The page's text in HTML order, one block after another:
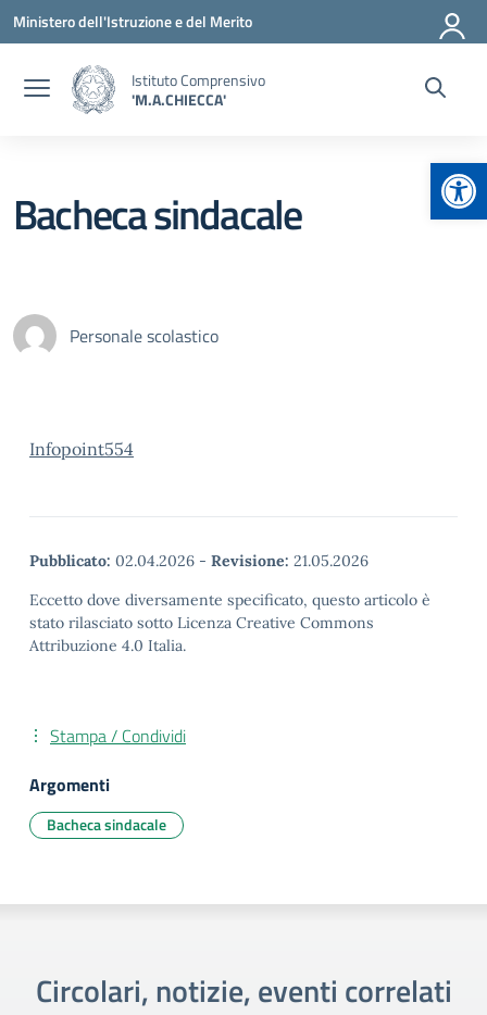
Vai ai contenuti
Vai al menu di navigazione
Vai al footer
Ministero dell'Istruzione e del Merito
Istituto Comprensivo
'M.A.CHIECCA'
Bacheca sindacale
Personale scolastico
Infopoint554
Pubblicato: 02.04.2026 - Revisione: 21.05.2026
Eccetto dove diversamente specificato, questo articolo è
stato rilasciato sotto Licenza Creative Commons
Attribuzione 4.0 Italia.
Stampa / Condividi
Argomenti
Bacheca sindacale
Circolari, notizie, eventi correlati